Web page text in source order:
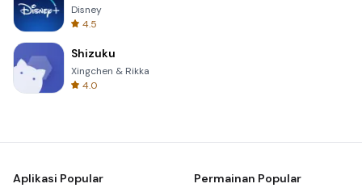
Disney
4.5
Shizuku
Xingchen & Rikka
4.0
Aplikasi Popular Permainan Popular